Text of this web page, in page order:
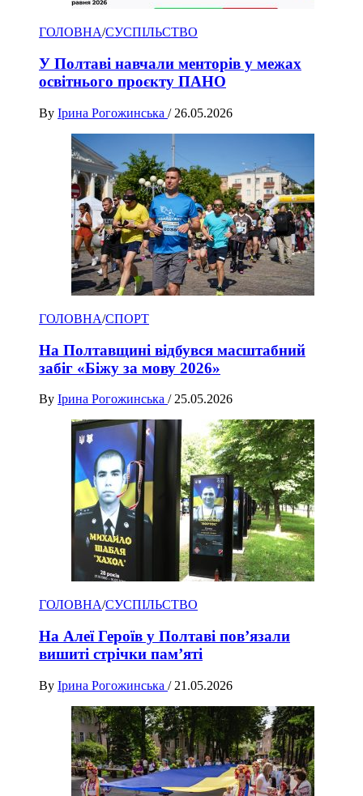
ГОЛОВНА/СУСПІЛЬСТВО
У Полтаві навчали менторів у межах
освітнього проєкту ПАНО
By Ірина Рогожинська / 26.05.2026
ГОЛОВНА/СПОРТ
На Полтавщині відбувся масштабний
забіг «Біжу за мову 2026»
By Ірина Рогожинська / 25.05.2026
ГОЛОВНА/СУСПІЛЬСТВО
На Алеї Героїв у Полтаві пов’язали
вишиті стрічки пам’яті
By Ірина Рогожинська / 21.05.2026